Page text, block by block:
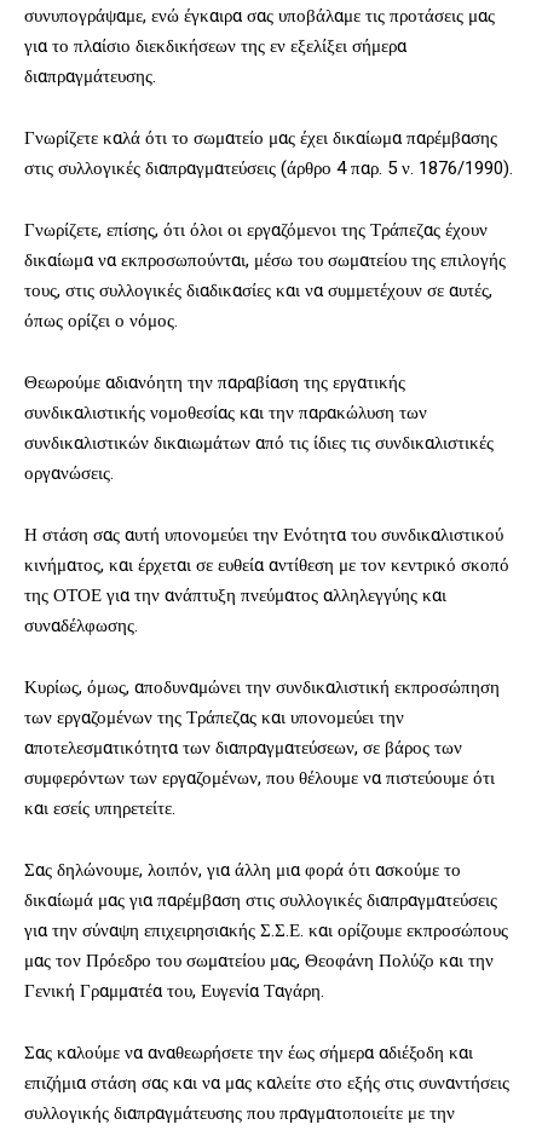
συνυπογράψαμε, ενώ έγκαιρα σας υποβάλαμε τις προτάσεις μας
για το πλαίσιο διεκδικήσεων της εν εξελίξει σήμερα
διαπραγμάτευσης.
Γνωρίζετε καλά ότι το σωματείο μας έχει δικαίωμα παρέμβασης
στις συλλογικές διαπραγματεύσεις (άρθρο 4 παρ. 5 ν. 1876/1990).
Γνωρίζετε, επίσης, ότι όλοι οι εργαζόμενοι της Τράπεζας έχουν
δικαίωμα να εκπροσωπούνται, μέσω του σωματείου της επιλογής
τους, στις συλλογικές διαδικασίες και να συμμετέχουν σε αυτές,
όπως ορίζει ο νόμος.
Θεωρούμε αδιανόητη την παραβίαση της εργατικής
συνδικαλιστικής νομοθεσίας και την παρακώλυση των
συνδικαλιστικών δικαιωμάτων από τις ίδιες τις συνδικαλιστικές
οργανώσεις.
Η στάση σας αυτή υπονομεύει την Ενότητα του συνδικαλιστικού
κινήματος, και έρχεται σε ευθεία αντίθεση με τον κεντρικό σκοπό
της ΟΤΟΕ για την ανάπτυξη πνεύματος αλληλεγγύης και
συναδέλφωσης.
Κυρίως, όμως, αποδυναμώνει την συνδικαλιστική εκπροσώπηση
των εργαζομένων της Τράπεζας και υπονομεύει την
αποτελεσματικότητα των διαπραγματεύσεων, σε βάρος των
συμφερόντων των εργαζομένων, που θέλουμε να πιστεύουμε ότι
και εσείς υπηρετείτε.
Σας δηλώνουμε, λοιπόν, για άλλη μια φορά ότι ασκούμε το
δικαίωμά μας για παρέμβαση στις συλλογικές διαπραγματεύσεις
για την σύναψη επιχειρησιακής Σ.Σ.Ε. και ορίζουμε εκπροσώπους
μας τον Πρόεδρο του σωματείου μας, Θεοφάνη Πολύζο και την
Γενική Γραμματέα του, Ευγενία Ταγάρη.
Σας καλούμε να αναθεωρήσετε την έως σήμερα αδιέξοδη και
επιζήμια στάση σας και να μας καλείτε στο εξής στις συναντήσεις
συλλογικής διαπραγμάτευσης που πραγματοποιείτε με την